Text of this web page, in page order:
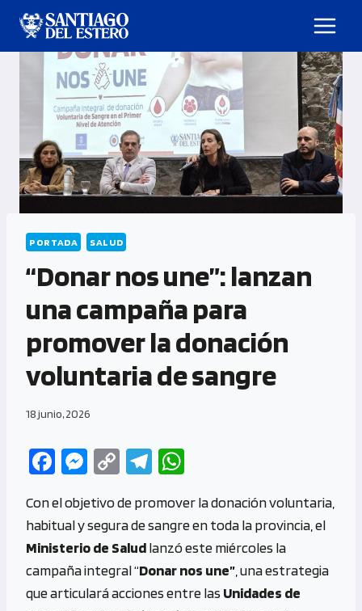
PORTADA SALUD
“Donar nos une”: lanzan
una campaña para
promover la donación
voluntaria de sangre
18 junio, 2026
Fa
b
o
o
k
M
se
n
g
er
C
py
Li
n
k
Te
gr
a
m
at
s
A
p
Con el objetivo de promover la donación voluntaria,
habitual y segura de sangre en toda la provincia, el
Ministerio de Saludlanzó este miércoles la
campaña integral “Donar nos une” , una estrategia
que articulará acciones entre las Unidades de